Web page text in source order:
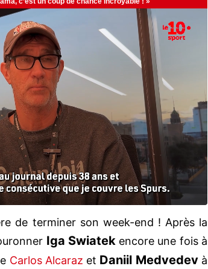
de terminer son week-end ! Après la
Iga Swiatekencore une fois à
Carlos Alcaraz et Daniil Medvedevà